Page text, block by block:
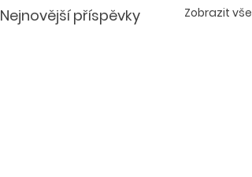
Nejnovější příspěvky Zobrazit vše